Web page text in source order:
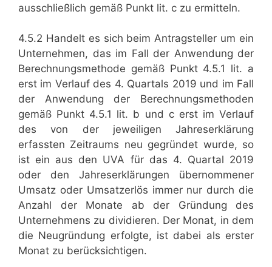
ausschließlich gemäß Punkt lit. c zu ermitteln.
4.5.2 Handelt es sich beim Antragsteller um ein
Unternehmen, das im Fall der Anwendung der
Berechnungsmethode gemäß Punkt 4.5.1 lit. a
erst im Verlauf des 4. Quartals 2019 und im Fall
der Anwendung der Berechnungsmethoden
gemäß Punkt 4.5.1 lit. b und c erst im Verlauf
des von der jeweiligen Jahreserklärung
erfassten Zeitraums neu gegründet wurde, so
ist ein aus den UVA für das 4. Quartal 2019
oder den Jahreserklärungen übernommener
Umsatz oder Umsatzerlös immer nur durch die
Anzahl der Monate ab der Gründung des
Unternehmens zu dividieren. Der Monat, in dem
die Neugründung erfolgte, ist dabei als erster
Monat zu berücksichtigen.